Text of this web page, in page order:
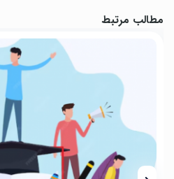
مطالب مرتبط